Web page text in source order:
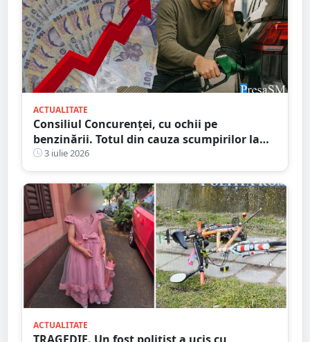
ACTUALITATE
Consiliul Concurenței, cu ochii pe
benzinării. Totul din cauza scumpirilor la
motorină
3 iulie 2026
ACTUALITATE